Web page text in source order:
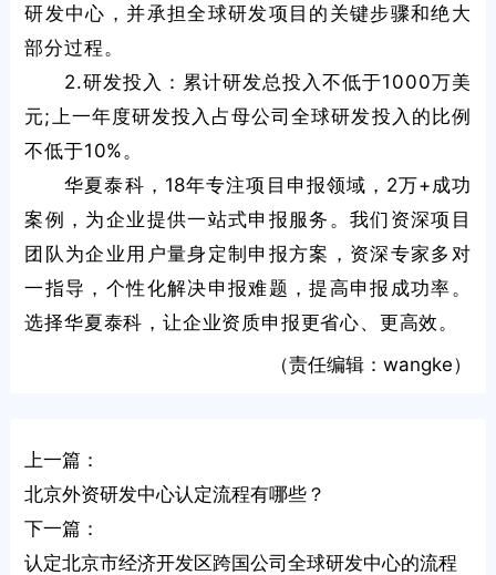
研发中心，并承担全球研发项目的关键步骤和绝大
部分过程。
2.研发投入：累计研发总投入不低于1000万美
元;上一年度研发投入占母公司全球研发投入的比例
不低于10%。
华夏泰科，18年专注项目申报领域，2万+成功
案例，为企业提供一站式申报服务。我们资深项目
团队为企业用户量身定制申报方案，资深专家多对
一指导，个性化解决申报难题，提高申报成功率。
选择华夏泰科，让企业资质申报更省心、更高效。
（责任编辑：wangke）
上一篇：
北京外资研发中心认定流程有哪些？
下一篇：
认定北京市经济开发区跨国公司全球研发中心的流程